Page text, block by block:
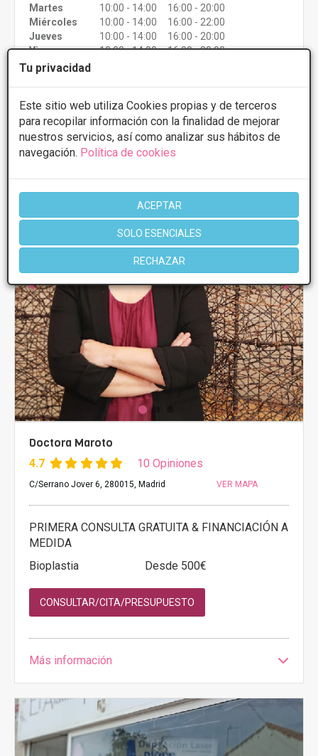
Tu privacidad
Este sitio web utiliza Cookies propias y de terceros
para recopilar información con la finalidad de mejorar
nuestros servicios, así como analizar sus hábitos de
navegación. Política de cookies
ACEPTAR
SOLO ESENCIALES
RECHAZAR
Martes
10:00 - 14:00 16:00 - 20:00
Miércoles
10:00 - 14:00 16:00 - 22:00
Jueves
10:00 - 14:00 16:00 - 20:00
Viernes
10:00 - 14:00 16:00 - 20:00
Doctora Maroto
4.7 10 Opiniones
C/Serrano Jover 6, 280015, Madrid VER MAPA
PRIMERA CONSULTA GRATUITA & FINANCIACIÓN A
MEDIDA
Bioplastia
Desde 500€
CONSULTAR/CITA/PRESUPUESTO
Más información